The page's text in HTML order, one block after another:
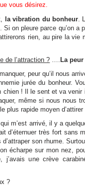
vous désirez.
la vibration du bonheur.
on pleure parce qu’on a
rien, au pire la vie
de l’attraction ? …. La peur
peur qu’il nous
jurée du bonheur.
chien ! Il le sent et va
même si nous nous
plus rapide moyen
qui m’est arrivé, il y a
d’éternuer très fort sans
son rhume.
écharpe sur mon nez,
une crève
?